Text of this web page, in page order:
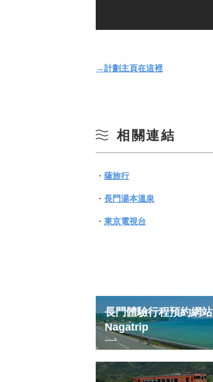
→計劃主頁在這裡
相關連結
・ 薩旅行
・ 長門湯本溫泉
・ 東京電視台
長門體驗行程預約網站
Nagatrip